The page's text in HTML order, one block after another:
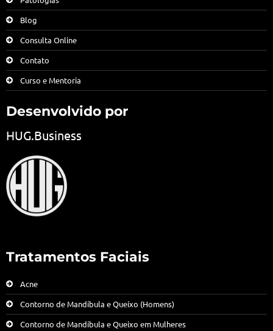
Blog
Consulta Online
Contato
Curso e Mentoria
Desenvolvido por
HUG.Business
Tratamentos Faciais
Acne
Contorno de Mandíbula e Queixo (Homens)
Contorno de Mandíbula e Queixo em Mulheres